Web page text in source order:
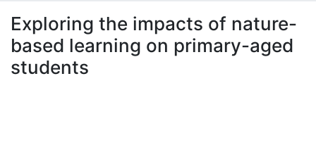
À propos
Exploring the impacts of nature-
based learning on primary-aged
students